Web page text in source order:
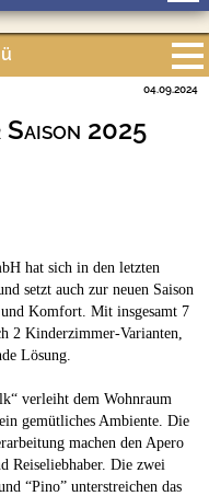
Saison 2025
04.09.2024
hat sich in den letzten
setzt auch zur neuen Saison
Komfort. Mit insgesamt 7
2 Kinderzimmer-Varianten,
Lösung.
verleiht dem Wohnraum
gemütliches Ambiente. Die
machen den Apero
Reiseliebhaber. Die zwei
“Pino” unterstreichen das